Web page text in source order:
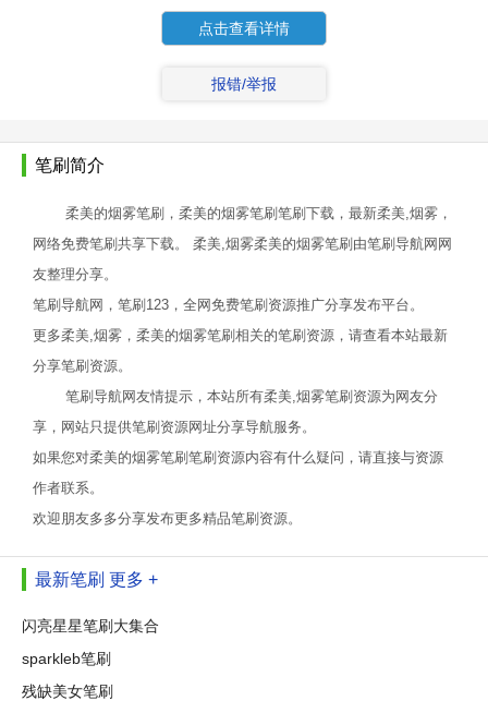
点击查看详情
报错/举报
笔刷简介
柔美的烟雾笔刷，柔美的烟雾笔刷笔刷下载，最新柔美,烟雾，
网络免费笔刷共享下载。 柔美,烟雾柔美的烟雾笔刷由笔刷导航网网
友整理分享。
笔刷导航网，笔刷123，全网免费笔刷资源推广分享发布平台。
更多柔美,烟雾，柔美的烟雾笔刷相关的笔刷资源，请查看本站最新
分享笔刷资源。
笔刷导航网友情提示，本站所有柔美,烟雾笔刷资源为网友分
享，网站只提供笔刷资源网址分享导航服务。
如果您对柔美的烟雾笔刷笔刷资源内容有什么疑问，请直接与资源
作者联系。
欢迎朋友多多分享发布更多精品笔刷资源。
最新笔刷 更多 +
闪亮星星笔刷大集合
sparkleb笔刷
残缺美女笔刷